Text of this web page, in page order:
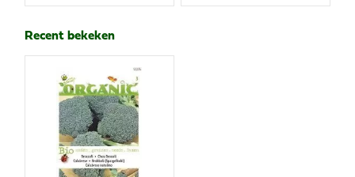
Recent bekeken